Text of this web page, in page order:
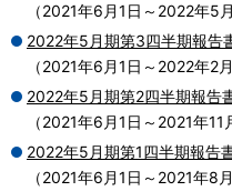
（2021年6月1日～2022年5
2022年5月期第3四半期報告
（2021年6月1日～2022年2
2022年5月期第2四半期報告
（2021年6月1日～2021年11
2022年5月期第1四半期報告
（2021年6月1日～2021年8月